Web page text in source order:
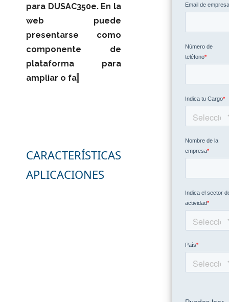
para DUSAC350e. En la
web puede
presentarse como
componente de
plataforma para
ampliar o fa
CARACTERÍSTICAS
APLICACIONES